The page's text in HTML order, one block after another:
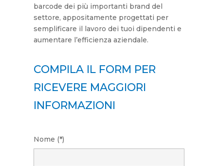
barcode dei più importanti brand del
settore, appositamente progettati per
semplificare il lavoro dei tuoi dipendenti e
aumentare l’efficienza aziendale.
COMPILA IL FORM PER
RICEVERE MAGGIORI
INFORMAZIONI
Nome (*)